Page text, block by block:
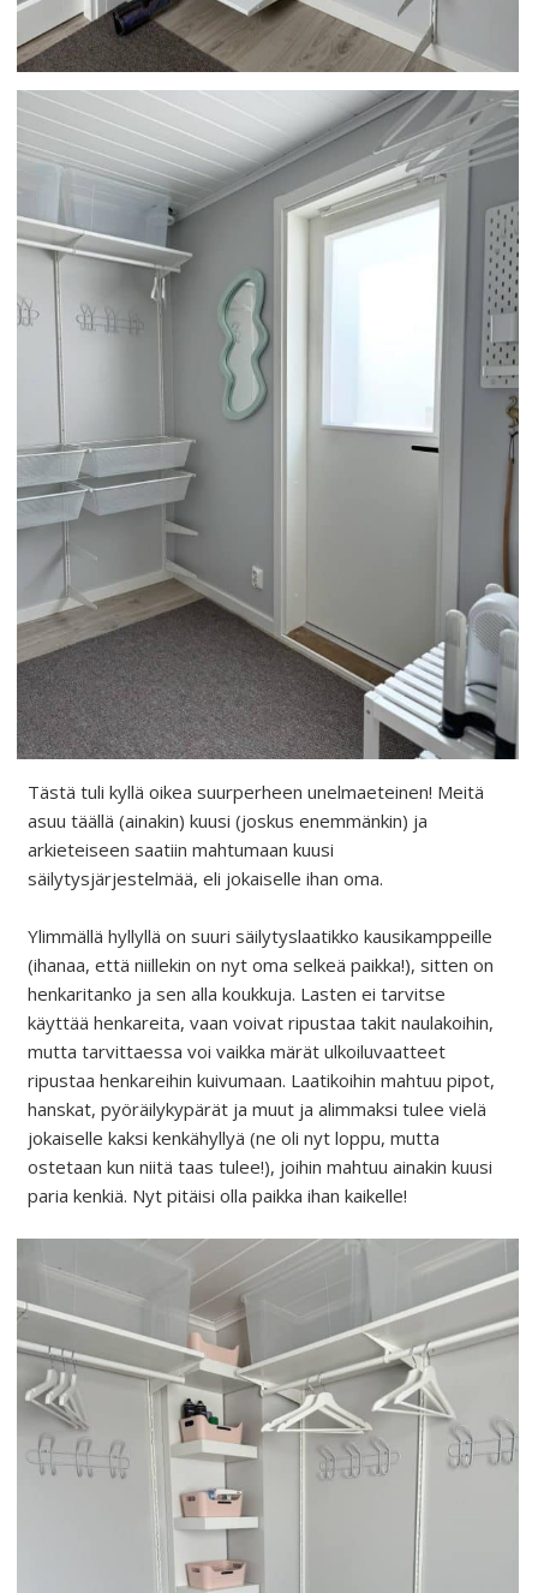
Tästä tuli kyllä oikea suurperheen unelmaeteinen! Meitä
asuu täällä (ainakin) kuusi (joskus enemmänkin) ja
arkieteiseen saatiin mahtumaan kuusi
säilytysjärjestelmää, eli jokaiselle ihan oma.
Ylimmällä hyllyllä on suuri säilytyslaatikko kausikamppeille
(ihanaa, että niillekin on nyt oma selkeä paikka!), sitten on
henkaritanko ja sen alla koukkuja. Lasten ei tarvitse
käyttää henkareita, vaan voivat ripustaa takit naulakoihin,
mutta tarvittaessa voi vaikka märät ulkoiluvaatteet
ripustaa henkareihin kuivumaan. Laatikoihin mahtuu pipot,
hanskat, pyöräilykypärät ja muut ja alimmaksi tulee vielä
jokaiselle kaksi kenkähyllyä (ne oli nyt loppu, mutta
ostetaan kun niitä taas tulee!), joihin mahtuu ainakin kuusi
paria kenkiä. Nyt pitäisi olla paikka ihan kaikelle!